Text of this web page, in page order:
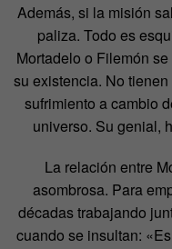
Además, si la misión
paliza. Todo es
Mortadelo o Filemón
su existencia. No
sufrimiento a cambio
universo. Su genial,
La relación entre
asombrosa. Para
décadas trabajando
cuando se insultan: